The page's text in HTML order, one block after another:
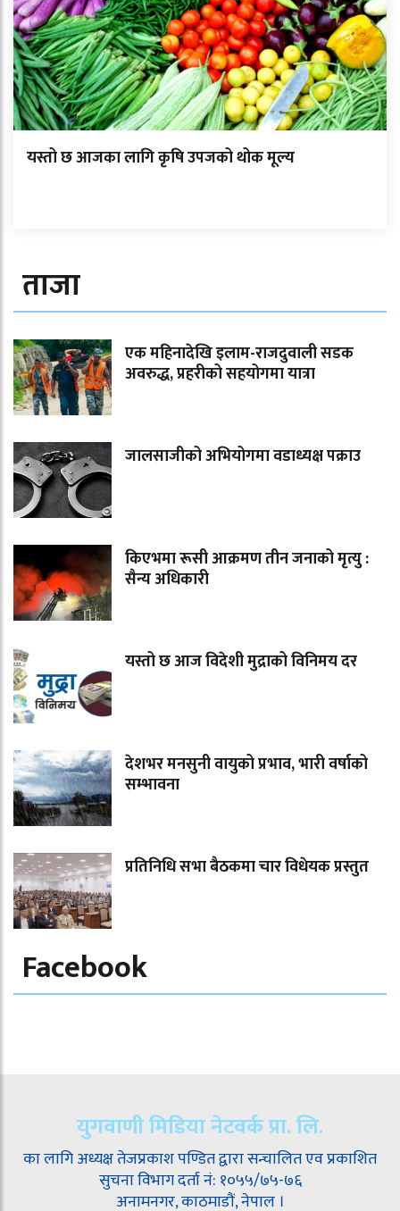
यस्तो छ आजका लागि कृषि उपजको थोक मूल्य
ताजा
एक महिनादेखि इलाम-राजदुवाली सडक
अवरुद्ध, प्रहरीको सहयोगमा यात्रा
जालसाजीको अभियोगमा वडाध्यक्ष पक्राउ
किएभमा रूसी आक्रमण तीन जनाको मृत्यु :
सैन्य अधिकारी
यस्तो छ आज विदेशी मुद्राको विनिमय दर
देशभर मनसुनी वायुको प्रभाव, भारी वर्षाको
सम्भावना
प्रतिनिधि सभा बैठकमा चार विधेयक प्रस्तुत
Facebook
युगवाणी मिडिया नेटवर्क प्रा. लि.
का लागि अध्यक्ष तेजप्रकाश पण्डित द्वारा सन्चालित एव प्रकाशित
सुचना विभाग दर्ता नं: १०५५/७५-७६
अनामनगर, काठमाडौं, नेपाल ।